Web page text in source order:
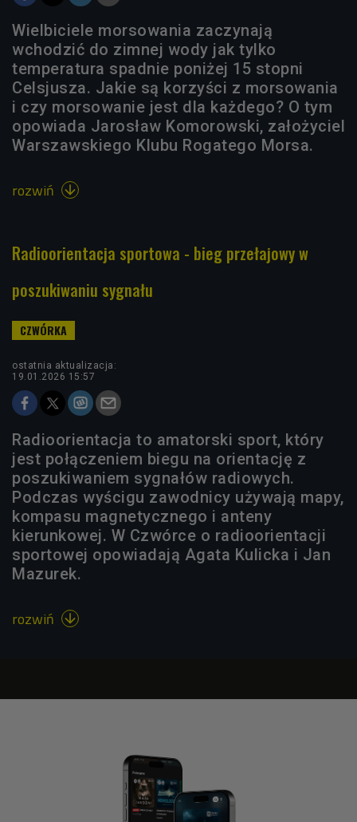
Wielbiciele morsowania zaczynają
wchodzić do zimnej wody jak tylko
temperatura spadnie poniżej 15 stopni
Celsjusza. Jakie są korzyści z morsowania
i czy morsowanie jest dla każdego? O tym
opowiada Jarosław Komorowski, założyciel
Warszawskiego Klubu Rogatego Morsa.
rozwiń 
Radioorientacja sportowa - bieg przełajowy w
poszukiwaniu sygnału
ostatnia aktualizacja:
19.01.2026 15:57
Radioorientacja to amatorski sport, który
jest połączeniem biegu na orientację z
poszukiwaniem sygnałów radiowych.
Podczas wyścigu zawodnicy używają mapy,
kompasu magnetycznego i anteny
kierunkowej. W Czwórce o radioorientacji
sportowej opowiadają Agata Kulicka i Jan
Mazurek.
rozwiń 